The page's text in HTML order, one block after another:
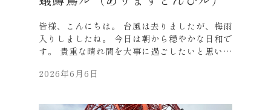
にお過ごしください。 弊社のお近くにお越しの
皆様、こんにちは。 台風は去りましたが、梅雨
入りしましたね。 今日は朝から穏やかな日和で
す。 貴重な晴れ間を大事に過ごしたいと思いま
現地の方に案内頂き、三田中学校前の 「蟻鱒鳶
知の方もいらっしゃるかと思いますが、 「三田
2026年6月6日